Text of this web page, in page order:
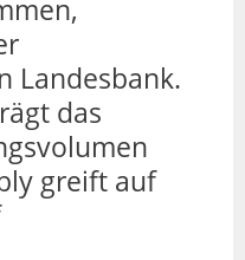
Landesbank.
das
greift auf